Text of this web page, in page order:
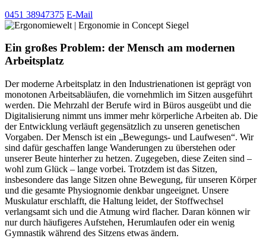
0451 38947375 E-Mail
Ein großes Problem: der Mensch am modernen
Arbeitsplatz
Der moderne Arbeitsplatz in den Industrienationen ist geprägt von
monotonen Arbeitsabläufen, die vornehmlich im Sitzen ausgeführt
werden. Die Mehrzahl der Berufe wird in Büros ausgeübt und die
Digitalisierung nimmt uns immer mehr körperliche Arbeiten ab. Die
der Entwicklung verläuft gegensätzlich zu unseren genetischen
Vorgaben. Der Mensch ist ein „Bewegungs- und Laufwesen“. Wir
sind dafür geschaffen lange Wanderungen zu überstehen oder
unserer Beute hinterher zu hetzen. Zugegeben, diese Zeiten sind –
wohl zum Glück – lange vorbei. Trotzdem ist das Sitzen,
insbesondere das lange Sitzen ohne Bewegung, für unseren Körper
und die gesamte Physiognomie denkbar ungeeignet. Unsere
Muskulatur erschlafft, die Haltung leidet, der Stoffwechsel
verlangsamt sich und die Atmung wird flacher. Daran können wir
nur durch häufigeres Aufstehen, Herumlaufen oder ein wenig
Gymnastik während des Sitzens etwas ändern.